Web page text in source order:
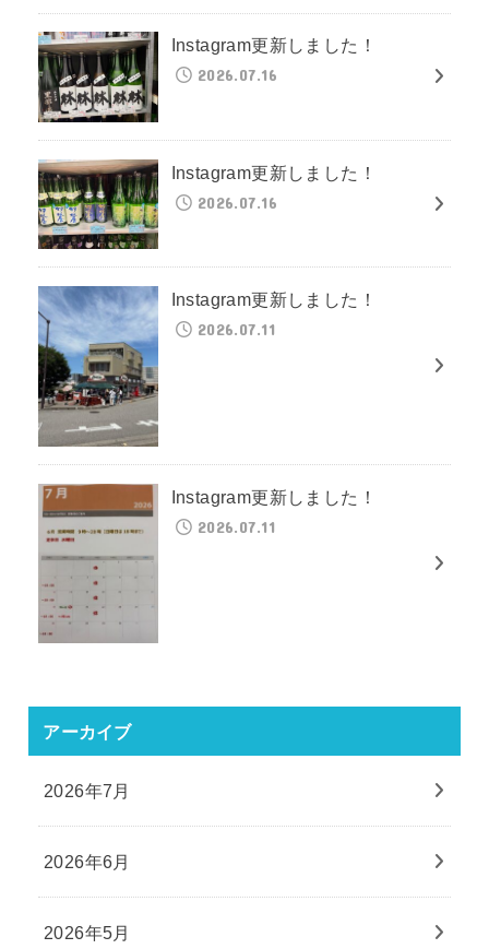
Instagram更新しました！
2026.07.16
Instagram更新しました！
2026.07.16
Instagram更新しました！
2026.07.11
Instagram更新しました！
2026.07.11
アーカイブ
2026年7月
2026年6月
2026年5月